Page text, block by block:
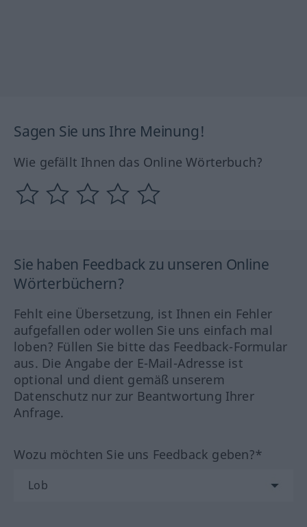
Sagen Sie uns Ihre Meinung!
Wie gefällt Ihnen das Online Wörterbuch?
Sie haben Feedback zu unseren Online
Wörterbüchern?
Fehlt eine Übersetzung, ist Ihnen ein Fehler
aufgefallen oder wollen Sie uns einfach mal
loben? Füllen Sie bitte das Feedback-Formular
aus. Die Angabe der E-Mail-Adresse ist
optional und dient gemäß unserem
Datenschutz nur zur Beantwortung Ihrer
Anfrage.
Wozu möchten Sie uns Feedback geben?*